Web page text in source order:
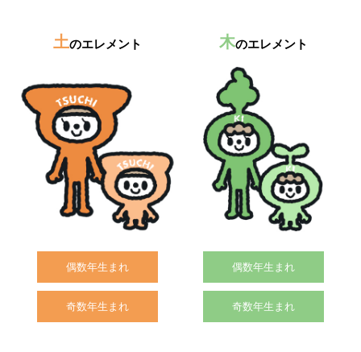
土のエレメント
偶数年生まれ
奇数年生まれ
木のエレメント
偶数年生まれ
奇数年生まれ